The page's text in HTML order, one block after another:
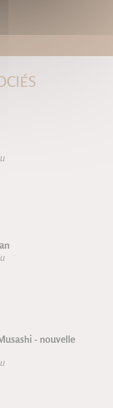
- nouvelle